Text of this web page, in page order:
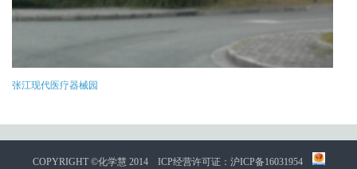
张江现代医疗器械园
COPYRIGHT ©化学慧 2014 ICP经营许可证：沪ICP备16031954